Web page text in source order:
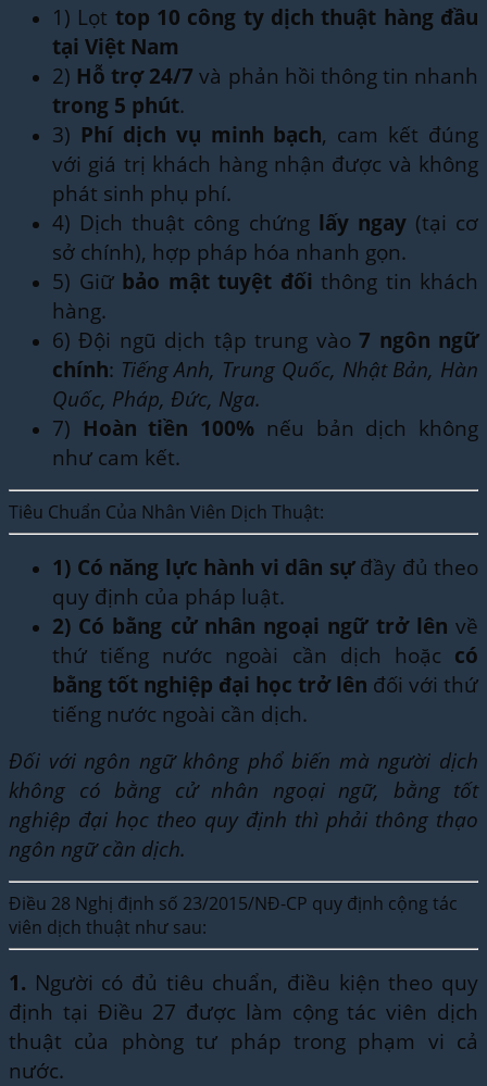
1) Lọt top 10 công ty dịch thuật hàng đầu
tại Việt Nam
2) Hỗ trợ 24/7 và phản hồi thông tin nhanh
trong 5 phút.
3) Phí dịch vụ minh bạch, cam kết đúng
với giá trị khách hàng nhận được và không
phát sinh phụ phí.
4) Dịch thuật công chứng lấy ngay(tại cơ
sở chính), hợp pháp hóa nhanh gọn.
5) Giữ bảo mật tuyệt đối thông tin khách
hàng.
6) Đội ngũ dịch tập trung vào7 ngôn ngữ
chính: Tiếng Anh, Trung Quốc, Nhật Bản, Hàn
Quốc, Pháp, Đức, Nga.
7) Hoàn tiền 100% nếu bản dịch không
như cam kết.
Tiêu Chuẩn Của Nhân Viên Dịch Thuật:
1) Có năng lực hành vi dân sựđầy đủ theo
quy định của pháp luật.
2) Có bằng cử nhân ngoại ngữ trở lên về
thứ tiếng nước ngoài cần dịch hoặc có
bằng tốt nghiệp đại học trở lên đối với thứ
tiếng nước ngoài cần dịch.
Đối với ngôn ngữ không phổ biến mà người dịch
không có bằng cử nhân ngoại ngữ, bằng tốt
nghiệp đại học theo quy định thì phải thông thạo
ngôn ngữ cần dịch.
Điều 28 Nghị định số 23/2015/NĐ-CP quy định cộng tác
viên dịch thuật như sau:
1. Người có đủ tiêu chuẩn, điều kiện theo quy
định tại Điều 27 được làm cộng tác viên dịch
thuật của phòng tư pháp trong phạm vi cả
nước.